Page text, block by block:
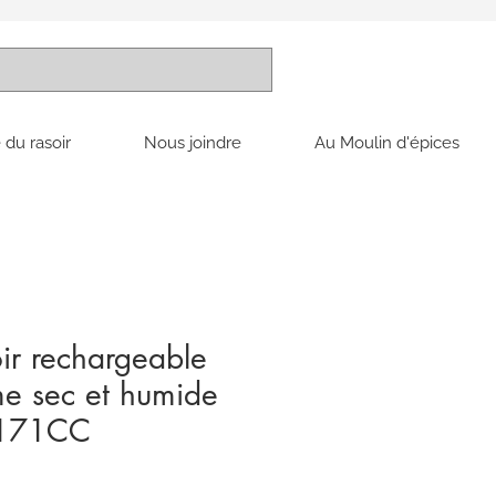
rasoir Nous joindre Au Moulin d'épices
rechargeable
sec et humide